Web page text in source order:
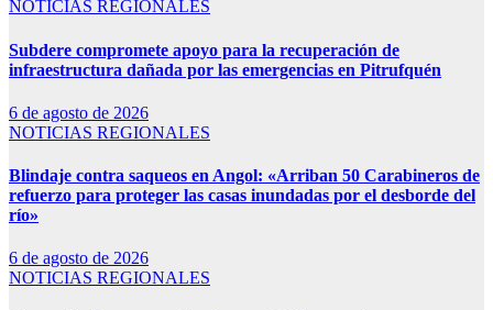
NOTICIAS REGIONALES
Subdere compromete apoyo para la recuperación de
infraestructura dañada por las emergencias en Pitrufquén
6 de agosto de 2026
NOTICIAS REGIONALES
Blindaje contra saqueos en Angol: «Arriban 50 Carabineros de
refuerzo para proteger las casas inundadas por el desborde del
río»
6 de agosto de 2026
NOTICIAS REGIONALES